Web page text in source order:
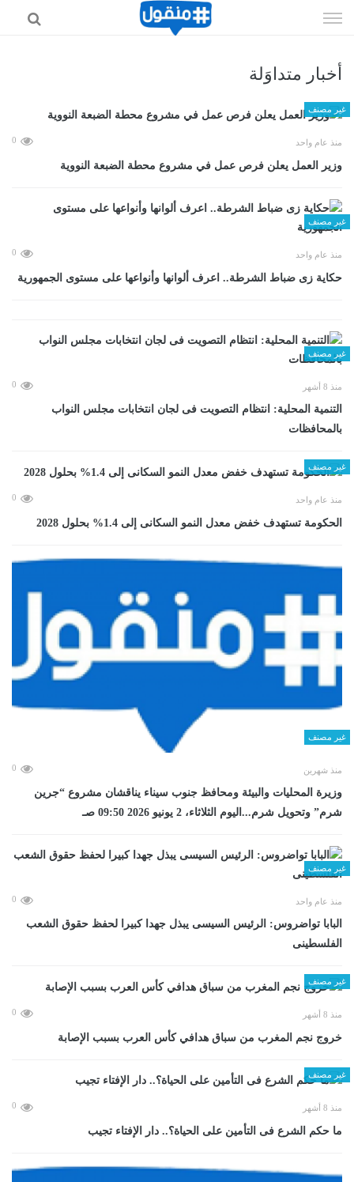
الى
أخبار متداوَلة
غير مصنف
منذ عام واحد 0
وزير العمل يعلن فرص عمل في مشروع محطة الضبعة النووية
غير مصنف
منذ عام واحد 0
حكاية زى ضباط الشرطة.. اعرف ألوانها وأنواعها على مستوى الجمهورية
غير مصنف
منذ 8 أشهر 0
التنمية المحلية: انتظام التصويت فى لجان انتخابات مجلس النواب
بالمحافظات
غير مصنف
منذ عام واحد 0
الحكومة تستهدف خفض معدل النمو السكانى إلى 1.4% بحلول 2028
غير مصنف
منذ شهرين 0
وزيرة المحليات والبيئة ومحافظ جنوب سيناء يناقشان مشروع “جرين
شرم” وتحويل شرم...اليوم الثلاثاء، 2 يونيو 2026 09:50 صـ
غير مصنف
منذ عام واحد 0
البابا تواضروس: الرئيس السيسى يبذل جهدا كبيرا لحفظ حقوق الشعب
الفلسطينى
غير مصنف
منذ 8 أشهر 0
خروج نجم المغرب من سباق هدافي كأس العرب بسبب الإصابة
غير مصنف
منذ 8 أشهر 0
ما حكم الشرع فى التأمين على الحياة؟.. دار الإفتاء تجيب